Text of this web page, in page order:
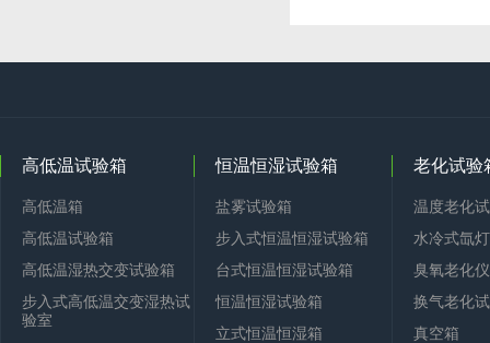
高低温试验箱
高低温箱
高低温试验箱
高低温湿热交变试验箱
步入式高低温交变湿热试
验室
恒温恒湿试验箱
盐雾试验箱
步入式恒温恒湿试验箱
台式恒温恒湿试验箱
恒温恒湿试验箱
立式恒温恒湿箱
老化试验
温度老化
水冷式氙
臭氧老化仪
换气老化
真空箱